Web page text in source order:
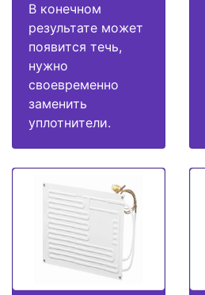
В конечном
результате может
появится течь,
нужно
своевременно
заменить
уплотнители.